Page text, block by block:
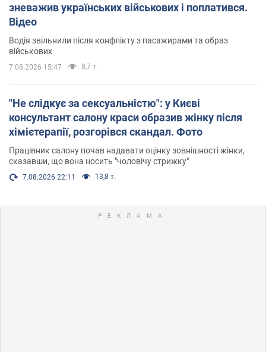
зневажив українських військових і поплатився.
Відео
Водія звільнили після конфлікту з пасажирами та образ
військових
7.08.2026 15:47 8,7 т.
"Не слідкує за сексуальністю": у Києві
консультант салону краси образив жінку після
хімієтерапії, розгорівся скандал. Фото
Працівник салону почав надавати оцінку зовнішності жінки,
сказавши, що вона носить "чоловічу стрижку"
7.08.2026 22:11 13,8 т.